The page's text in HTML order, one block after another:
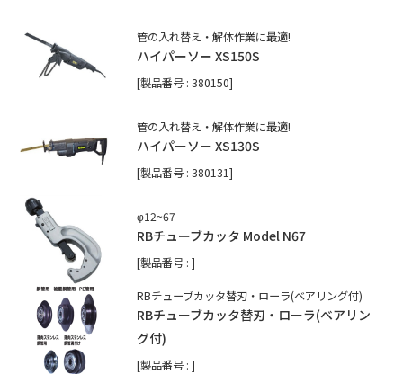
管の入れ替え・解体作業に最適!
ハイパーソー XS150S
[製品番号 : 380150]
管の入れ替え・解体作業に最適!
ハイパーソー XS130S
[製品番号 : 380131]
φ12~67
RBチューブカッタ Model N67
[製品番号 : ]
RBチューブカッタ替刃・ローラ(ベアリング付)
RBチューブカッタ替刃・ローラ(ベアリン
グ付)
[製品番号 : ]